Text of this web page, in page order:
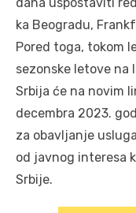
ka Beogradu,
Pored toga, tokom
sezonske letove na
Srbija će na novim
decembra 2023.
za obavljanje
od javnog interesa
Srbije.